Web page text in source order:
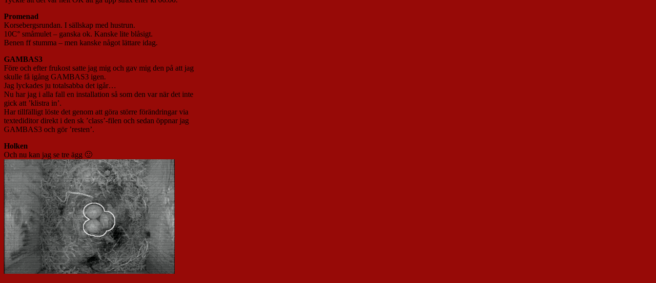
Promenad
Korsebergsrundan. I sällskap med hustrun.
10C° småmulet – ganska ok. Kanske lite blåsigt.
Benen ff stumma – men kanske något lättare idag.
GAMBAS3
Före och efter frukost satte jag mig och gav mig den på att jag
skulle få igång GAMBAS3 igen.
Jag lyckades ju totalsabba det igår…
Nu har jag i alla fall en installation så som den var när det inte
gick att ’klistra in’.
Har tillfälligt löste det genom att göra större förändringar via
textediditor direkt i den sk ’class’-filen och sedan öppnar jag
GAMBAS3 och gör ’resten’.
Holken
Och nu kan jag se tre ägg 🙂